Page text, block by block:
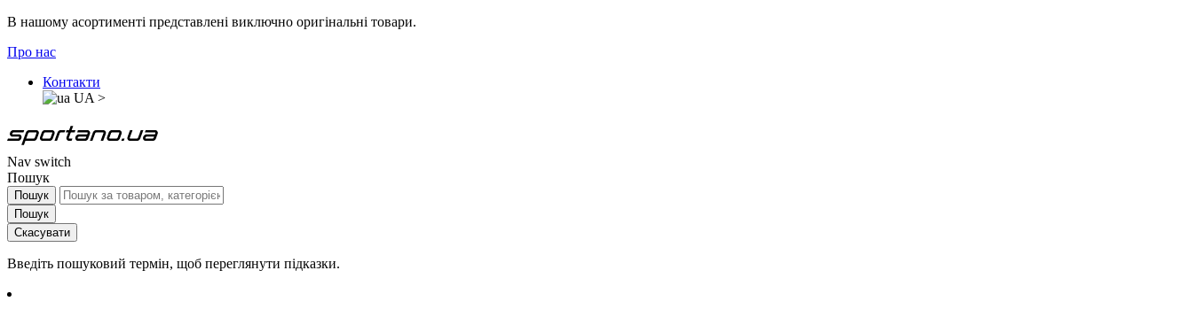
В нашому асортименті представлені виключно оригінальні товари.
Про нас
Контакти
UA >
Nav switch
Пошук
Пошук
Пошук
Скасувати
Введіть пошуковий термін, щоб переглянути підказки.